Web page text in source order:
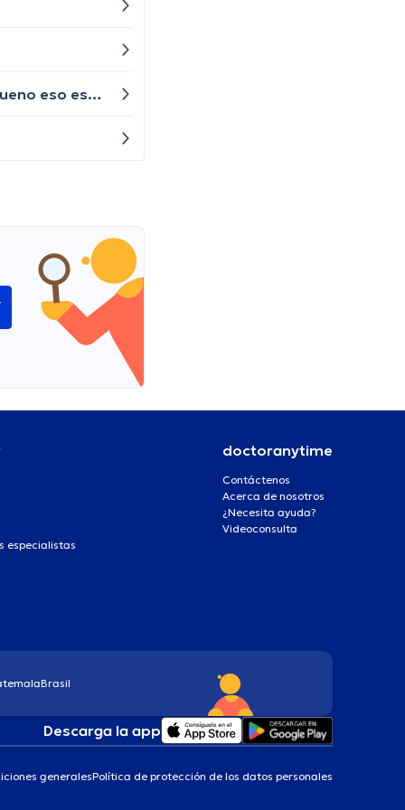
Doctorita necesito ayuda tengo un hijo de 14 años q está pasando una depresión y problemas de anciedad bueno eso es lo q me an dicho no hay una persona quien me ayude en esto xq no hay turnos y la verdad estoy muy desesperada ayudeme porfavor le ruego de corazón
especialistas
doctoranytime
Contáctenos
Acerca de nosotros
¿Necesita ayuda?
Videoconsulta
Brasil
Descarga la app
generalesPolítica de protección de los datos personales